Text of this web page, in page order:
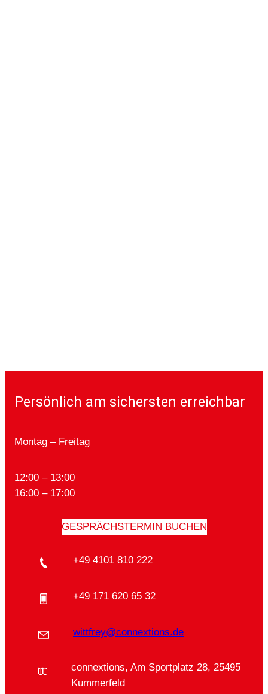
Persönlich am sichersten erreichbar
Montag – Freitag
12:00 – 13:00
16:00 – 17:00
GESPRÄCHSTERMIN BUCHEN
+49 4101 810 222
+49 171 620 65 32
wittfrey@connextions.de
connextions, Am Sportplatz 28, 25495
Kummerfeld